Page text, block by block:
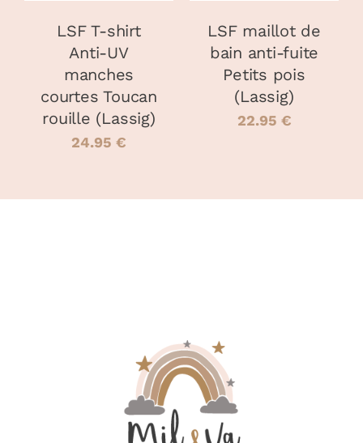
PEUVENT
ÊTRE
CHOISIES
SUR
LA
PAGE
DU
PRODUIT
LSF T-shirt
Anti-UV
manches
courtes Toucan
rouille (Lassig)
24.95 €
PEUVENT
ÊTRE
CHOISIES
SUR
LA
PAGE
DU
LSF maillot de
bain anti-fuite
Petits pois
(Lassig)
22.95 €